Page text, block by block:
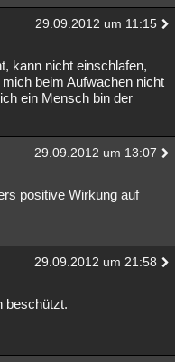
29.09.2012 um 11:15
kann nicht einschlafen,
beim Aufwachen nicht
ein Mensch bin der
29.09.2012 um 13:07
positive Wirkung auf
29.09.2012 um 21:58
beschützt.